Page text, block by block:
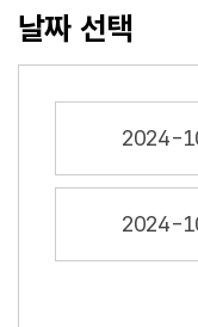
날짜 선택
2024-
2024-